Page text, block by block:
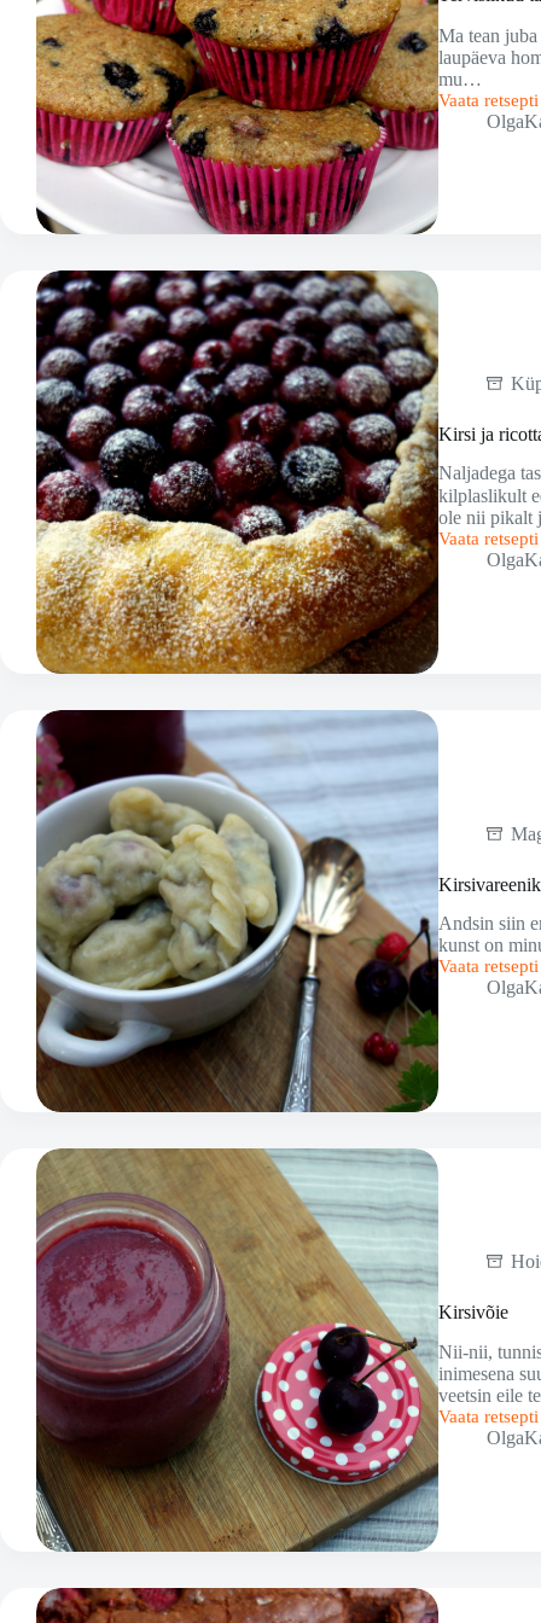
Ma tean
laupäeva
mu…
Vaata
Tervislikud
täistera-
Kirsi ja
Naljadega
kilplaslikult
ole nii pikalt
Vaata
Kirsi
Andsin siin
kunst on
Vaata
Kirsivõie
Nii-nii,
inimesena
veetsin eile
Vaata
Kirsivõie